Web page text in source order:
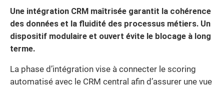
Une intégration CRM maîtrisée garantit la cohérence
des données et la fluidité des processus métiers. Un
dispositif modulaire et ouvert évite le blocage à long
terme.
La phase d’intégration vise à connecter le scoring
automatisé avec le CRM central afin d’assurer une vue